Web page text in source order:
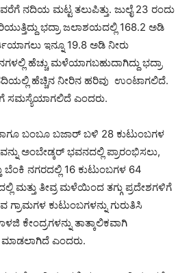
ನದಿಯ ಮಟ್ಟ ತಲುಪಿತ್ತು. ಜುಲೈ 23 ರಂದು
ಭದ್ರಾ ಜಲಾಶಯದಲ್ಲಿ 168.2 ಅಡಿ
ಇನ್ನೂ 19.8 ಅಡಿ ನೀರು
ಹೆಚ್ಚು ಮಳೆಯಾಗಬಹುದಾಗಿದ್ದು ಭದ್ರಾ
ಹೆಚ್ಚಿನ ನೀರಿನ ಹರಿವು ಉಂಟಾಗಲಿದೆ.
ಸಮಸ್ಯೆಯಾಗಲಿದೆ ಎಂದರು.
ಬಂಬೂ ಬಜಾರ್ ಬಳಿ 28 ಕುಟುಂಬಗಳ
ಅಂಬೇಡ್ಕರ್ ಭವನದಲ್ಲಿ ಪ್ರಾರಂಭಿಸಲು,
ನಗರದಲ್ಲಿ 16 ಕುಟುಂಬಗಳ 64
ಮತ್ತು ತೀವ್ರ ಮಳೆಯಿಂದ ತಗ್ಗು ಪ್ರದೇಶಗಳಿಗೆ
ಗ್ರಾಮಗಳ ಕುಟುಂಬಗಳನ್ನು ಗುರುತಿಸಿ
ಕೇಂದ್ರಗಳನ್ನು ತಾತ್ಕಾಲಿಕವಾಗಿ
ಎಂದರು.